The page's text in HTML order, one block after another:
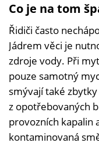
Co je na tom
Řidiči často
Jádrem věci je
zdroje vody. Při
pouze samotný
smývají také
z opotřebovaných
provozních kapalin
kontaminovaná